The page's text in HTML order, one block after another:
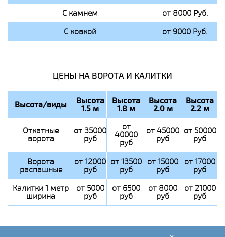
С камнем
от 8000 Руб.
С ковкой
от 9000 Руб.
ЦЕНЫ НА ВОРОТА И КАЛИТКИ
Высота/виды Высота
1.5 м
Высота
1.8 м
Высота
2.0 м
Высота
2.2 м
Откатные
ворота
от 35000
руб
от
40000
руб
от 45000
руб
от 50000
руб
Ворота
распашные
от 12000
руб
от 13500
руб
от 15000
руб
от 17000
руб
Калитки 1 метр
ширина
от 5000
руб
от 6500
руб
от 8000
руб
от 21000
руб